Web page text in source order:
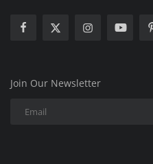
Join Our Newsletter